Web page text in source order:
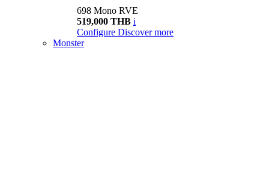
698 Mono RVE
519,000 THB i
Configure Discover more
Monster